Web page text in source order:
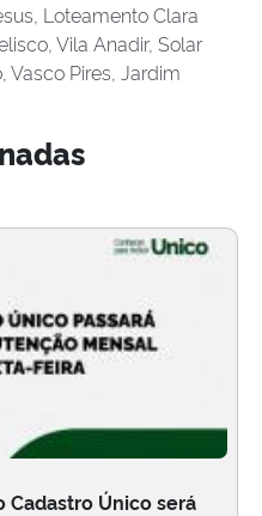
Loteamento Clara
Vila Anadir, Solar
Vasco Pires, Jardim
Cadastro Único será